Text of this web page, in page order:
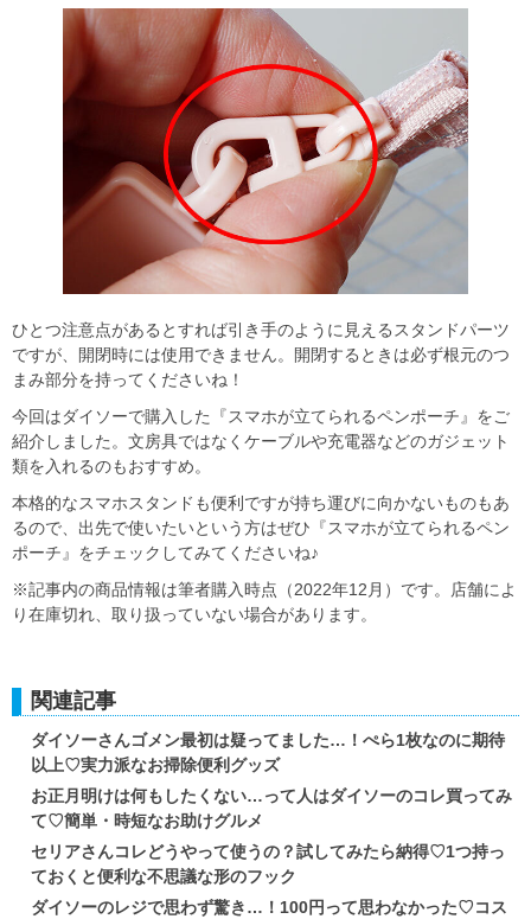
ひとつ注意点があるとすれば引き手のように見えるスタンドパーツ
ですが、開閉時には使用できません。開閉するときは必ず根元のつ
まみ部分を持ってくださいね！
今回はダイソーで購入した『スマホが立てられるペンポーチ』をご
紹介しました。文房具ではなくケーブルや充電器などのガジェット
類を入れるのもおすすめ。
本格的なスマホスタンドも便利ですが持ち運びに向かないものもあ
るので、出先で使いたいという方はぜひ『スマホが立てられるペン
ポーチ』をチェックしてみてくださいね♪
※記事内の商品情報は筆者購入時点（2022年12月）です。店舗によ
り在庫切れ、取り扱っていない場合があります。
関連記事
ダイソーさんゴメン最初は疑ってました…！ぺら1枚なのに期待
以上♡実力派なお掃除便利グッズ
お正月明けは何もしたくない…って人はダイソーのコレ買ってみ
て♡簡単・時短なお助けグルメ
セリアさんコレどうやって使うの？試してみたら納得♡1つ持っ
ておくと便利な不思議な形のフック
ダイソーのレジで思わず驚き…！100円って思わなかった♡コス